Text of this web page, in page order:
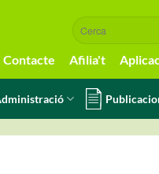
Contacte Afilia't